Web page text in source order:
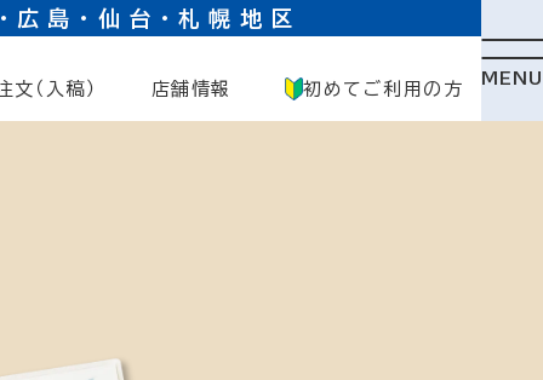
広島・仙台・札幌地区
（入稿） 店舗情報 初めてご利用の方
MENU